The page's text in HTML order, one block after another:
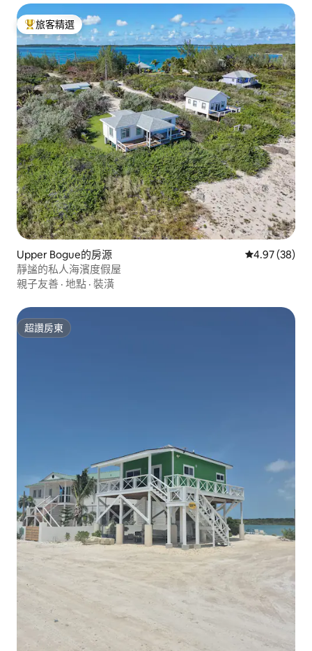
旅客精選榜首
旅客精選
Upper Bogue的房源 從 38 則評價
4.97 (38)
靜謐的私人海濱度假屋
親子友善 · 地點 · 裝潢
超讚房東
超讚房東